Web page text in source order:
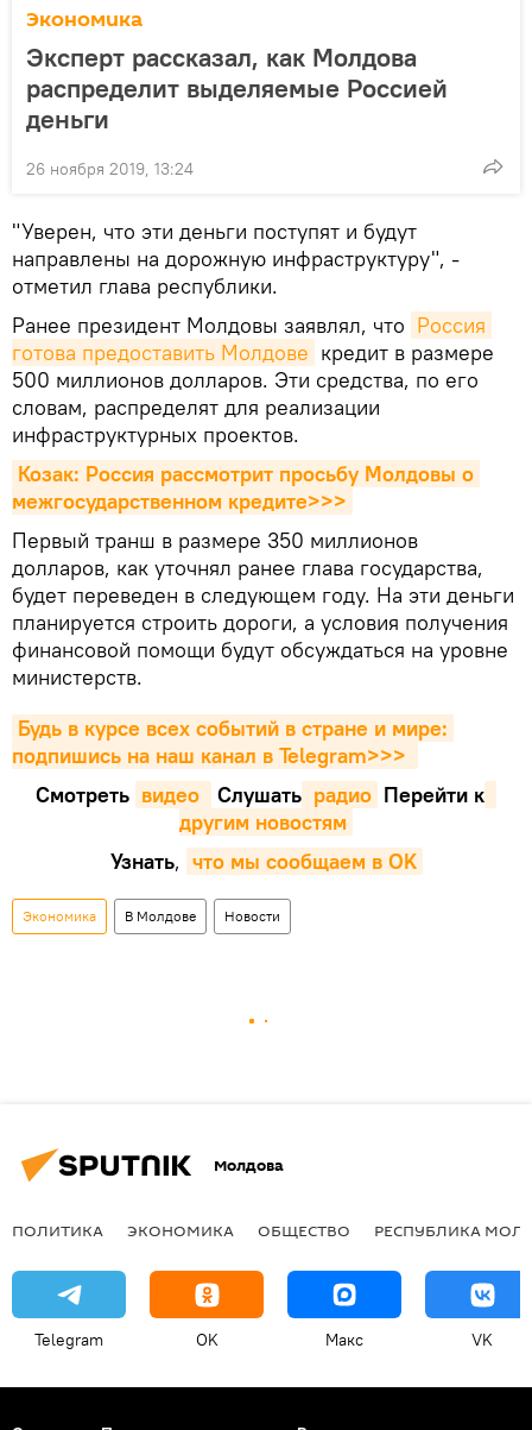
Экономика
Эксперт рассказал, как Молдова
распределит выделяемые Россией
деньги
26 ноября 2019, 13:24
"Уверен, что эти деньги поступят и будут
направлены на дорожную инфраструктуру", -
отметил глава республики.
Ранее президент Молдовы заявлял, что Россия
готова предоставить Молдове кредит в размере
500 миллионов долларов. Эти средства, по его
словам, распределят для реализации
инфраструктурных проектов.
Козак: Россия рассмотрит просьбу Молдовы о
межгосударственном кредите>>>
Первый транш в размере 350 миллионов
долларов, как уточнял ранее глава государства,
будет переведен в следующем году. На эти деньги
планируется строить дороги, а условия получения
финансовой помощи будут обсуждаться на уровне
министерств.
Будь в курсе всех событий в стране и мире:
подпишись на наш канал в Telegram>>>
Смотреть видео Cлушать радио Перейти к
другим новостям
Узнать, что мы сообщаем в OK
Экономика В Молдове Новости
Молдова
ПОЛИТИКА ЭКОНОМИКА ОБЩЕСТВО РЕСПУБЛИКА
Telegram OK Макс VK